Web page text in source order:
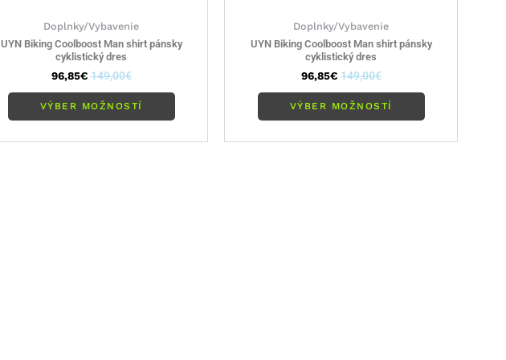
Doplnky/Vybavenie
UYN Biking Coolboost Man shirt pánsky
cyklistický dres
96,85€ 149,00€
VÝBER MOŽNOSTÍ
Doplnky/Vybavenie
UYN Biking Coolboost Man shirt pánsky
cyklistický dres
96,85€ 149,00€
VÝBER MOŽNOSTÍ